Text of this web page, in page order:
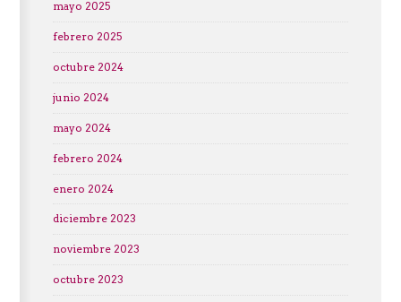
mayo 2025
febrero 2025
octubre 2024
junio 2024
mayo 2024
febrero 2024
enero 2024
diciembre 2023
noviembre 2023
octubre 2023